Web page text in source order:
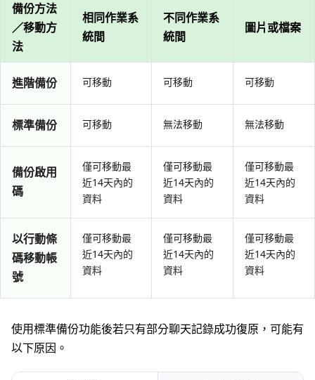
備份方法
／移動方
法
相同作業系
統間
不同作業系
統間
圖片或檔案
進階備份 可移動 可移動 可移動
標準備份 可移動 無法移動 無法移動
備份啟用
碼
僅可移動最
近14天內的
資料
僅可移動最
近14天內的
資料
僅可移動最
近14天內的
資料
以行動條
碼移動帳
號
僅可移動最
近14天內的
資料
僅可移動最
近14天內的
資料
僅可移動最
近14天內的
資料
使用標準備份功能後若只有部分聊天記錄成功復原，可能有
以下原因。